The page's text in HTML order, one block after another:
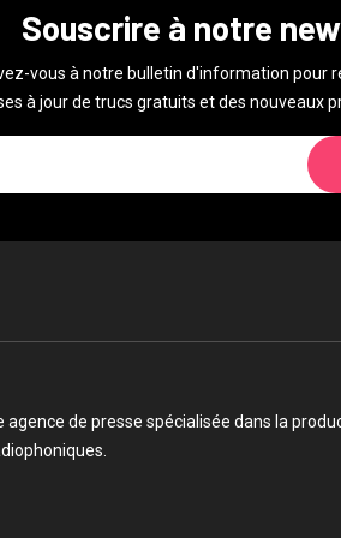
Souscrire à notre
vous à notre bulletin d'information pour
à jour de trucs gratuits et des nouveaux
agence de presse spécialisée dans la